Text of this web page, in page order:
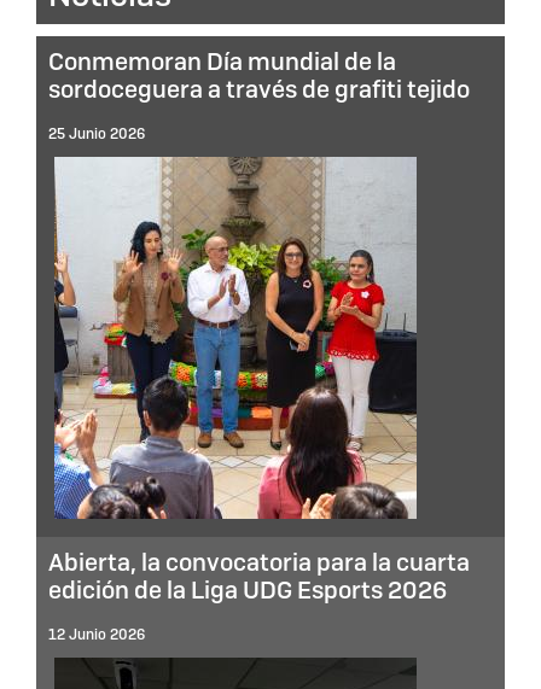
Conmemoran Día mundial de la
sordoceguera a través de grafiti tejido
25 Junio 2026
Abierta, la convocatoria para la cuarta
edición de la Liga UDG Esports 2026
12 Junio 2026